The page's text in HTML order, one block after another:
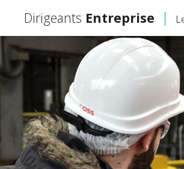
Dirigeants Entreprise